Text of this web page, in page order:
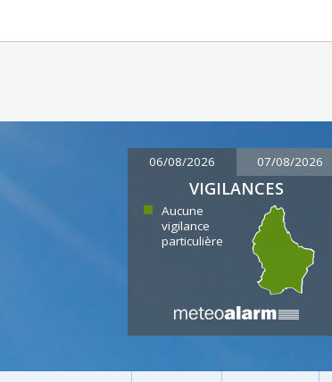
06/08/2026 07/08/2026
VIGILANCES
Aucune
vigilance
particulière